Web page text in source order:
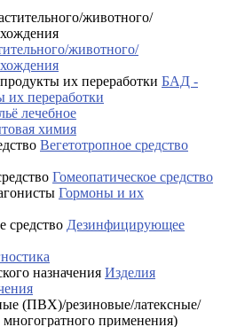
животного/
БАД -
их переработки
лечебное
химия
Вегетотропное средство
Гомеопатическое средство
Гормоны и их
Дезинфицирующее
Изделия